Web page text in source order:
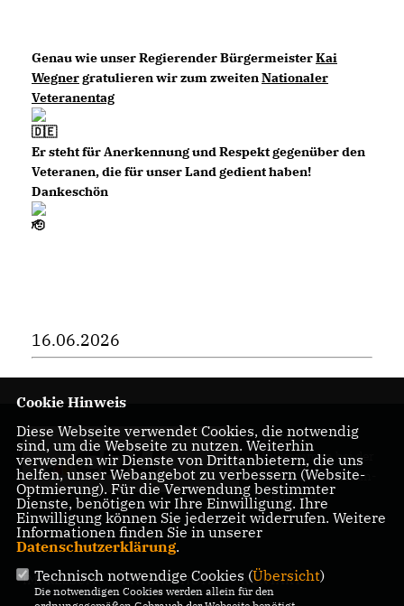
Genau wie unser Regierender BürgermeisterKai
Wegnergratulieren wir zum zweiten Nationaler
Veteranentag
Er steht für Anerkennung und Respekt gegenüber den
Veteranen, die für unser Land gedient haben!
Dankeschön
16.06.2026
Herzlich
Willkommen bei der
CDU Friedrichshain-
Kreuzberg
IMPRESSUM DATENSCHUTZ KONTAKT
Cookie Hinweis
Diese Webseite verwendet Cookies, die notwendig
sind, um die Webseite zu nutzen. Weiterhin
verwenden wir Dienste von Drittanbietern, die uns
helfen, unser Webangebot zu verbessern (Website-
Optmierung). Für die Verwendung bestimmter
Dienste, benötigen wir Ihre Einwilligung. Ihre
Einwilligung können Sie jederzeit widerrufen. Weitere
Informationen finden Sie in unserer
Datenschutzerklärung.
Technisch notwendige Cookies (Übersicht)
Die notwendigen Cookies werden allein für den